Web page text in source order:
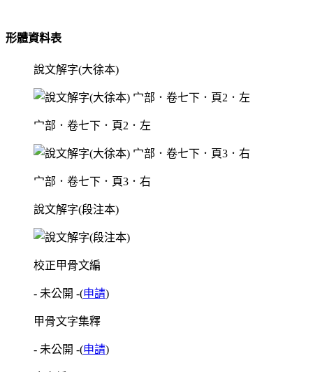
形體資料表
說文解字(大徐本)
宀部．卷七下．頁2．左
宀部．卷七下．頁3．右
說文解字(段注本)
校正甲骨文編
- 未公開 -(申請)
甲骨文字集釋
- 未公開 -(申請)